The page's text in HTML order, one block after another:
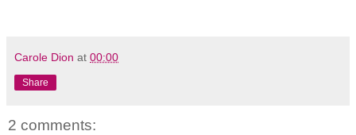
Carole Dion at 00:00
Share
2 comments: